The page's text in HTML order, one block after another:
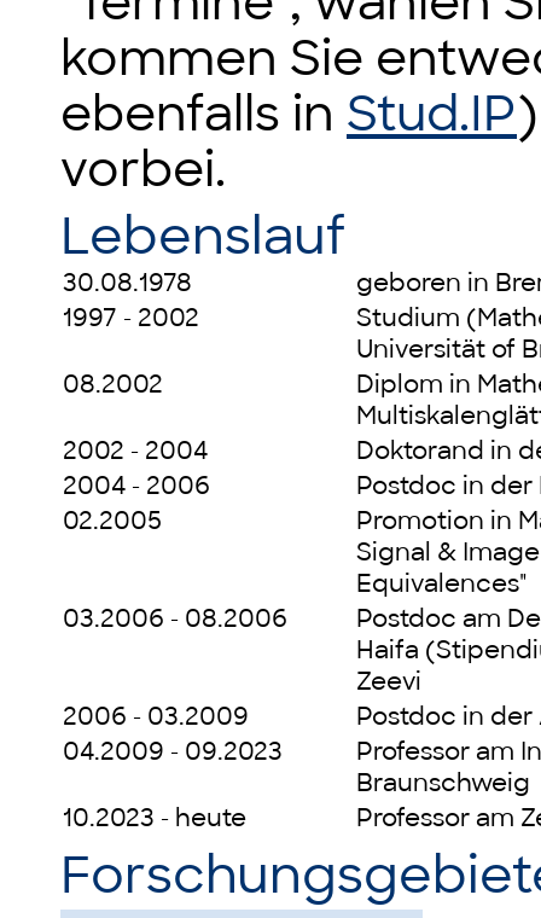
kommen Sie
ebenfalls in Stud.IP
vorbei.
Lebenslauf
30.08.1978
geboren in
1997 - 2002
Studium
Universität of
08.2002
Diplom in
2002 - 2004
Doktorand in
2004 - 2006
Postdoc in
02.2005
Promotion in
Signal &
Equivalences"
03.2006 - 08.2006
Postdoc am
Haifa
Zeevi
2006 - 03.2009
Postdoc in der
04.2009 - 09.2023
Professor am
Braunschweig
10.2023 - heute
Professor am